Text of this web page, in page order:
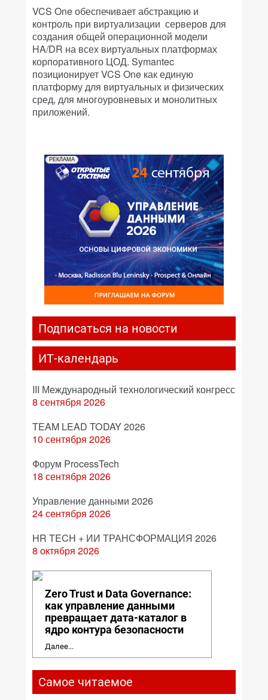
VCS One обеспечивает абстракцию и
контроль при виртуализации серверов для
создания общей операционной модели
HA/DR на всех виртуальных платформах
корпоративного ЦОД. Symantec
позиционирует VCS One как единую
платформу для виртуальных и физических
сред, для многоуровневых и монолитных
приложений.
РЕКЛАМА
Подписаться на новости
ИТ-календарь
III Международный технологический конгресс
8 сентября 2026
TEAM LEAD TODAY 2026
10 сентября 2026
Форум ProcessTech
18 сентября 2026
Управление данными 2026
24 сентября 2026
HR TECH + ИИ ТРАНСФОРМАЦИЯ 2026
8 октября 2026
Zero Trust и Data Governance:
как управление данными
превращает дата-каталог в
ядро контура безопасности
Далее...
Самое читаемое